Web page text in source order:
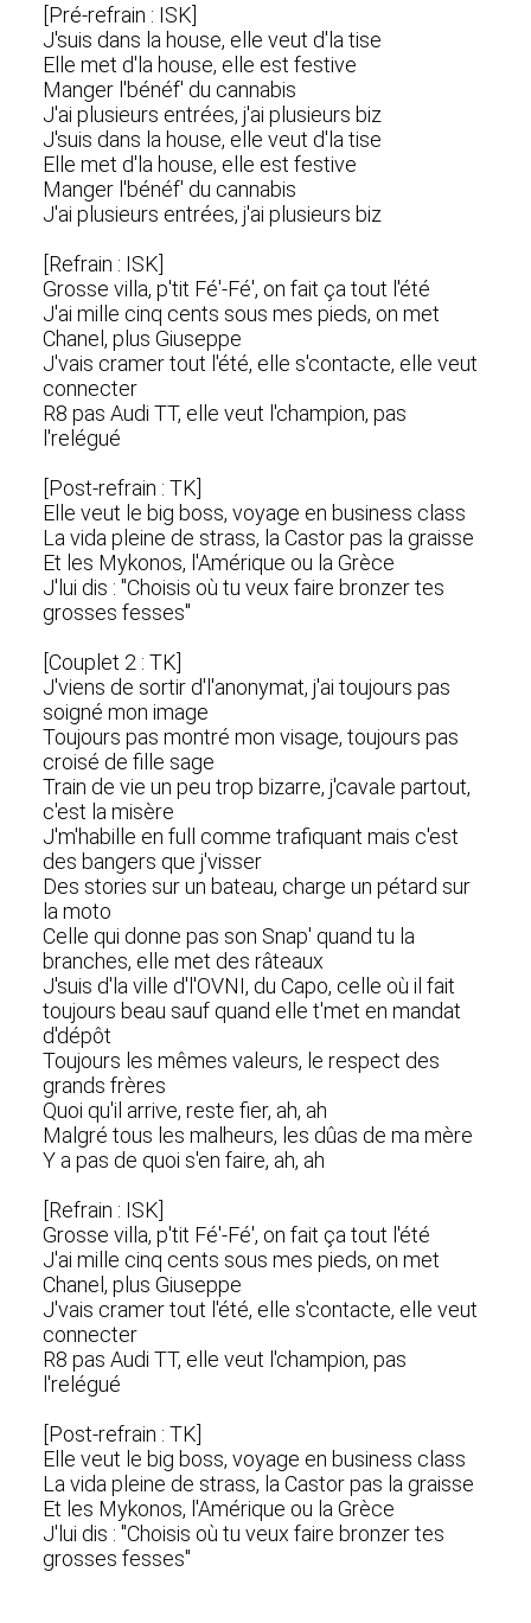
[Pré-refrain : ISK]
J'suis dans la house, elle veut d'la tise
Elle met d'la house, elle est festive
Manger l'bénéf' du cannabis
J'ai plusieurs entrées, j'ai plusieurs biz
J'suis dans la house, elle veut d'la tise
Elle met d'la house, elle est festive
Manger l'bénéf' du cannabis
J'ai plusieurs entrées, j'ai plusieurs biz
[Refrain : ISK]
Grosse villa, p'tit Fé'-Fé', on fait ça tout l'été
J'ai mille cinq cents sous mes pieds, on met
Chanel, plus Giuseppe
J'vais cramer tout l'été, elle s'contacte, elle veut
connecter
R8 pas Audi TT, elle veut l'champion, pas
l'relégué
[Post-refrain : TK]
Elle veut le big boss, voyage en business class
La vida pleine de strass, la Castor pas la graisse
Et les Mykonos, l'Amérique ou la Grèce
J'lui dis : "Choisis où tu veux faire bronzer tes
grosses fesses"
[Couplet 2 : TK]
J'viens de sortir d'l'anonymat, j'ai toujours pas
soigné mon image
Toujours pas montré mon visage, toujours pas
croisé de fille sage
Train de vie un peu trop bizarre, j'cavale partout,
c'est la misère
J'm'habille en full comme trafiquant mais c'est
des bangers que j'visser
Des stories sur un bateau, charge un pétard sur
la moto
Celle qui donne pas son Snap' quand tu la
branches, elle met des râteaux
J'suis d'la ville d'l'OVNI, du Capo, celle où il fait
toujours beau sauf quand elle t'met en mandat
d'dépôt
Toujours les mêmes valeurs, le respect des
grands frères
Quoi qu'il arrive, reste fier, ah, ah
Malgré tous les malheurs, les dûas de ma mère
Y a pas de quoi s'en faire, ah, ah
[Refrain : ISK]
Grosse villa, p'tit Fé'-Fé', on fait ça tout l'été
J'ai mille cinq cents sous mes pieds, on met
Chanel, plus Giuseppe
J'vais cramer tout l'été, elle s'contacte, elle veut
connecter
R8 pas Audi TT, elle veut l'champion, pas
l'relégué
[Post-refrain : TK]
Elle veut le big boss, voyage en business class
La vida pleine de strass, la Castor pas la graisse
Et les Mykonos, l'Amérique ou la Grèce
J'lui dis : "Choisis où tu veux faire bronzer tes
grosses fesses"